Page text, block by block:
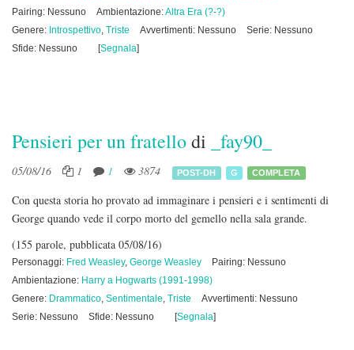
Pairing: Nessuno
Ambientazione:Altra Era (?-?)
Genere: Introspettivo, Triste Avvertimenti: Nessuno
Serie: Nessuno
Sfide: Nessuno
[Segnala]
Pensieri per un fratellodi _fay90_
05/08/16 1 1 3874 POST-DH G COMPLETA
Con questa storia ho provato ad immaginare i pensieri e i sentimenti di
George quando vede il corpo morto del gemello nella sala grande.
(155 parole, pubblicata 05/08/16)
Personaggi: Fred Weasley, George Weasley
Pairing: Nessuno
Ambientazione: Harry a Hogwarts (1991-1998)
Genere: Drammatico, Sentimentale, Triste
Avvertimenti: Nessuno
Serie: Nessuno
Sfide: Nessuno [Segnala]